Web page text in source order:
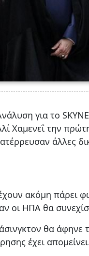
για το
Χαμενεΐ την
άλλες
ακόμη πάρει
οι ΗΠΑ θα
θα άφηνε
έχει